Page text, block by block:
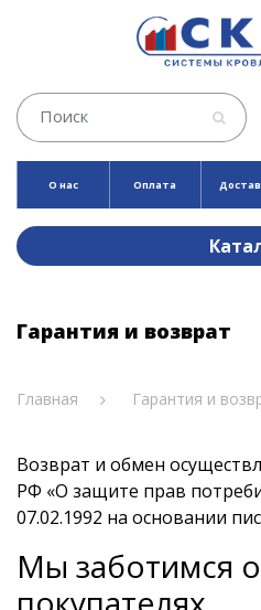
О нас Оплата
Гарантия и возврат
Главная Гарантия и
Возврат и обмен
РФ «О защите прав
07.02.1992 на основании
Мы заботимся